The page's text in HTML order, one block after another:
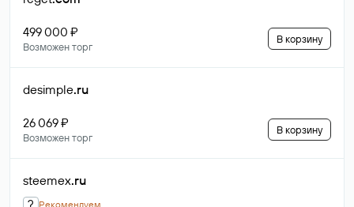
499 000 ₽
Возможен торг
В корзину
desimple.ru
26 069 ₽
Возможен торг
В корзину
steemex.ru
Рекомендуем